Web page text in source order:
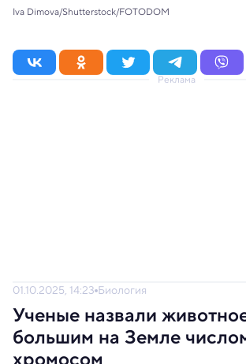
Iva Dimova/Shutterstock/FOTODOM
Реклама
01.10.2025, 14:23 Биология
Ученые назвали
большим на Земле